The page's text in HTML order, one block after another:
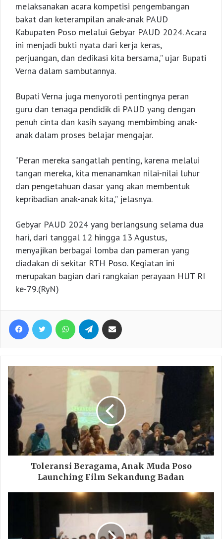
melaksanakan acara kompetisi pengembangan
bakat dan keterampilan anak-anak PAUD
Kabupaten Poso melalui Gebyar PAUD 2024. Acara
ini menjadi bukti nyata dari kerja keras,
perjuangan, dan dedikasi kita bersama,” ujar Bupati
Verna dalam sambutannya.
Bupati Verna juga menyoroti pentingnya peran
guru dan tenaga pendidik di PAUD yang dengan
penuh cinta dan kasih sayang membimbing anak-
anak dalam proses belajar mengajar.
“Peran mereka sangatlah penting, karena melalui
tangan mereka, kita menanamkan nilai-nilai luhur
dan pengetahuan dasar yang akan membentuk
kepribadian anak-anak kita,” jelasnya.
Gebyar PAUD 2024 yang berlangsung selama dua
hari, dari tanggal 12 hingga 13 Agustus,
menyajikan berbagai lomba dan pameran yang
diadakan di sekitar RTH Poso. Kegiatan ini
merupakan bagian dari rangkaian perayaan HUT RI
ke-79.(RyN)
Facebook Twitter WhatsApp Telegram
Toleransi Beragama, Anak Muda Poso
Launching Film Sekandung Badan